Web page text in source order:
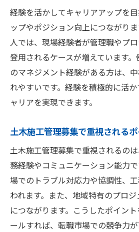
経験を活かしてキャリアアップを
ップやポジション向上につながり
人では、現場経験者が管理職やプ
登用されるケースが増えています
のマネジメント経験がある方は、
れやすいです。経験を積極的に活
ャリアを実現できます。
土木施工管理募集で重視される
土木施工管理募集で重視されるの
務経験やコミュニケーション能力
場でのトラブル対応力や協調性、
われます。また、地域特有のプロ
につながります。こうしたポイン
ールすれば、転職市場での競争力が